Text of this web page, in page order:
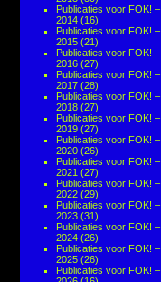
Publicaties voor FOK! –
2014 (16)
Publicaties voor FOK! –
2015 (21)
Publicaties voor FOK! –
2016 (27)
Publicaties voor FOK! –
2017 (28)
Publicaties voor FOK! –
2018 (27)
Publicaties voor FOK! –
2019 (27)
Publicaties voor FOK! –
2020 (26)
Publicaties voor FOK! –
2021 (27)
Publicaties voor FOK! –
2022 (29)
Publicaties voor FOK! –
2023 (31)
Publicaties voor FOK! –
2024 (26)
Publicaties voor FOK! –
2025 (26)
Publicaties voor FOK! –